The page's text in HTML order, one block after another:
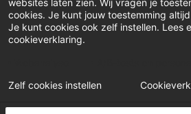
Inloggen
Downloads
websites laten zien. Wij vragen je
cookies. Je kunt jouw toestemming
Je kunt cookies ook zelf instellen. Lees
cookieverklaring.
Zelf cookies instellen